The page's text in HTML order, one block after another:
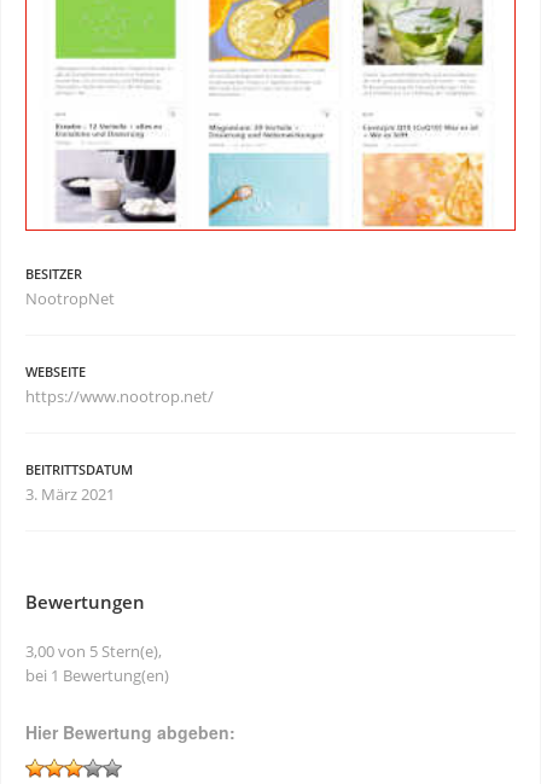
BESITZER
NootropNet
WEBSEITE
https://www.nootrop.net/
BEITRITTSDATUM
3. März 2021
Bewertungen
3,00 von 5 Stern(e),
bei 1 Bewertung(en)
Hier Bewertung abgeben: